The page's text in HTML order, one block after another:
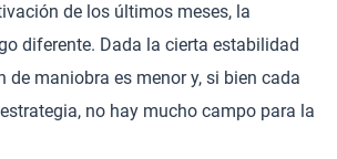
de los últimos meses, la
diferente. Dada la cierta estabilidad
de maniobra es menor y, si bien cada
no hay mucho campo para la